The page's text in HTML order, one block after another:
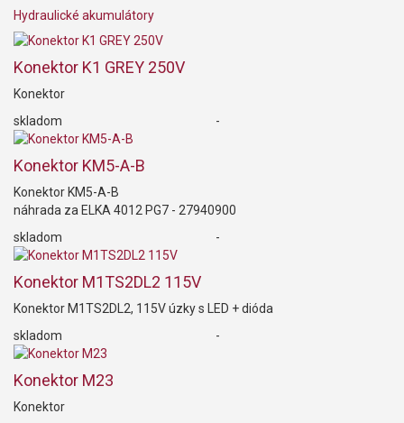
Hydraulické akumulátory
Konektor K1 GREY 250V
Konektor
skladom
-
Konektor KM5-A-B
Konektor KM5-A-B
náhrada za ELKA 4012 PG7 - 27940900
skladom
-
Konektor M1TS2DL2 115V
Konektor M1TS2DL2, 115V úzky s LED + dióda
skladom
-
Konektor M23
Konektor